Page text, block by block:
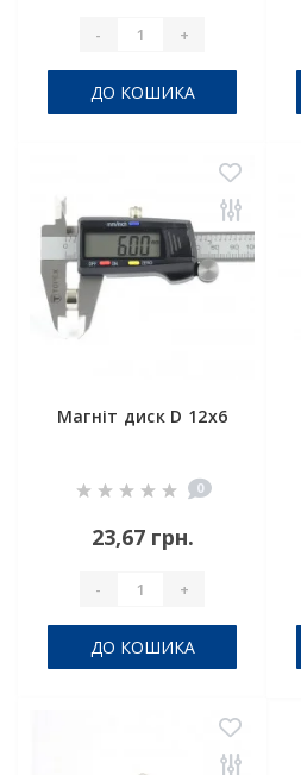
- +
ДО КОШИКА
Магніт диск D 12х6
0
23,67 грн.
- +
ДО КОШИКА